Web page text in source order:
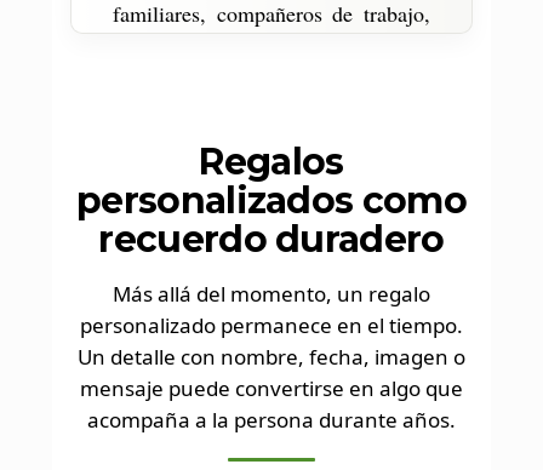
familiares, compañeros de trabajo,
Regalos
personalizados como
recuerdo duradero
Más allá del momento, un regalo
personalizado permanece en el tiempo.
Un detalle con nombre, fecha, imagen o
mensaje puede convertirse en algo que
acompaña a la persona durante años.